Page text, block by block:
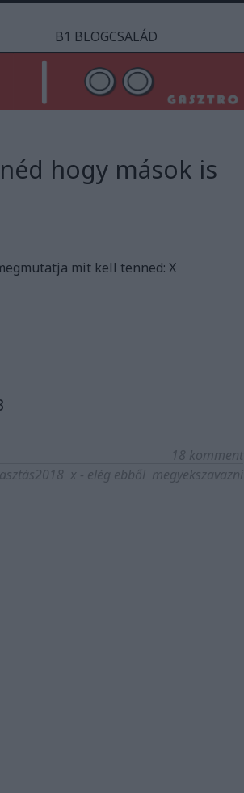
B1 BLOGCSALÁD
hogy mások is
mit kell tenned: X
18 komment
x - elég ebből megyekszavazni